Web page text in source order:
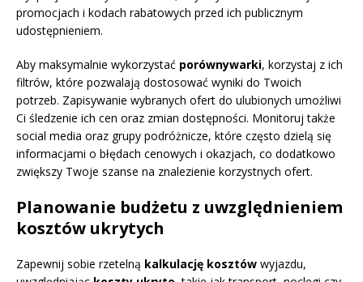
promocjach i kodach rabatowych przed ich publicznym
udostępnieniem.
Aby maksymalnie wykorzystać porównywarki, korzystaj z ich
filtrów, które pozwalają dostosować wyniki do Twoich
potrzeb. Zapisywanie wybranych ofert do ulubionych umożliwi
Ci śledzenie ich cen oraz zmian dostępności. Monitoruj także
social media oraz grupy podróżnicze, które często dzielą się
informacjami o błędach cenowych i okazjach, co dodatkowo
zwiększy Twoje szanse na znalezienie korzystnych ofert.
Planowanie budżetu z uwzględnieniem
kosztów ukrytych
Zapewnij sobie rzetelną kalkulację kosztów wyjazdu,